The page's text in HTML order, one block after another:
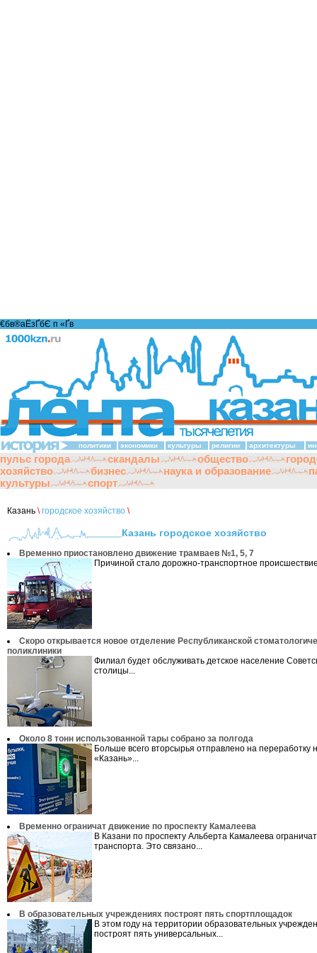
€бв®аЁзҐбЄ п «Ґ­в
политики экономики культуры религии архитектуры
пульс города скандалы общество
хозяйство
бизнес наука и образование
культуры
спорт
Казань \ городское хозяйство \
Казань городское хозяйство
Временно приостановлено движение трамваев №1, 5, 7
Причиной стало дорожно-транспортное
Скоро открывается новое отделение Республиканской
поликлиники
Филиал будет обслуживать детское население
столицы...
Около 8 тонн использованной тары собрано за полгода
Больше всего вторсырья отправлено на переработку
«Казань»...
Временно ограничат движение по проспекту Камалеева
В Казани по проспекту Альберта Камалеева
транспорта. Это связано...
В образовательных учреждениях построят пять спортплощадок
В этом году на территории образовательных
построят пять универсальных...